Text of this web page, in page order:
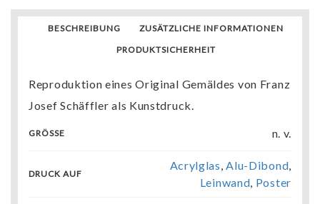
BESCHREIBUNG
ZUSÄTZLICHE INFORMATIONEN
PRODUKTSICHERHEIT
Reproduktion eines Original Gemäldes von Franz
Josef Schäffler als Kunstdruck.
GRÖSSE n. v.
DRUCK AUF
Acrylglas,Alu-Dibond,
Leinwand, Poster